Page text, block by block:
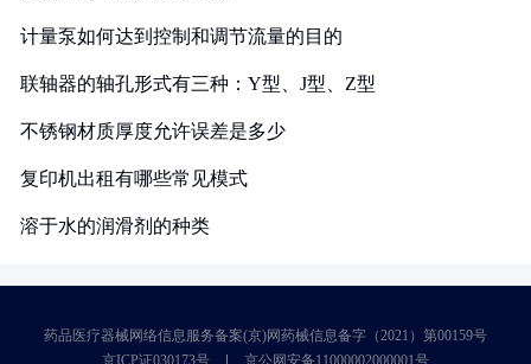
计量泵如何达到控制和调节流量的目的
联轴器的轴孔形式有三种：Y型、J型、Z型
不锈钢材质厚度允许误差是多少
复印机出租有哪些常见模式
溶于水的润滑剂的种类
药品医疗器械网络信息服务备案(京)网药械信息备字（2021）第00159号
京ICP证030173号
京公网安备11000002000001号